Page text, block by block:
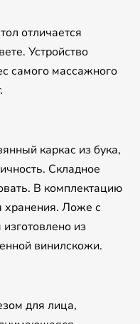
отличается
Устройство
самого массажного
каркас из бука,
Складное
В комплектацию
хранения. Ложе с
из
винилскожи.
для лица,